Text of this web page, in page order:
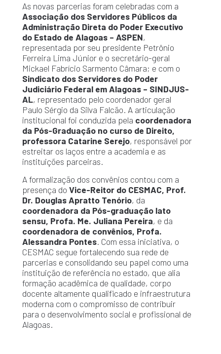
As novas parcerias foram celebradas com a
Associação dos Servidores Públicos da
Administração Direta do Poder Executivo
do Estado de Alagoas – ASPEN,
representada por seu presidente Petrônio
Ferreira Lima Júnior e o secretário-geral
Mickael Fabrício Sarmento Câmara; e com o
Sindicato dos Servidores do Poder
Judiciário Federal em Alagoas – SINDJUS-
AL, representado pelo coordenador geral
Paulo Sérgio da Silva Falcão. A articulação
institucional foi conduzida pela coordenadora
da Pós-Graduação no curso de Direito,
professora Catarine Serejo, responsável por
estreitar os laços entre a academia e as
instituições parceiras.
A formalização dos convênios contou com a
presença do Vice-Reitor do CESMAC, Prof.
Dr. Douglas Apratto Tenório, da
coordenadora da Pós-graduação lato
sensu, Profa. Me. Juliana Pereira, e da
coordenadora de convênios, Profa.
Alessandra Pontes. Com essa iniciativa, o
CESMAC segue fortalecendo sua rede de
parcerias e consolidando seu papel como uma
instituição de referência no estado, que alia
formação acadêmica de qualidade, corpo
docente altamente qualificado e infraestrutura
moderna com o compromisso de contribuir
para o desenvolvimento social e profissional de
Alagoas.